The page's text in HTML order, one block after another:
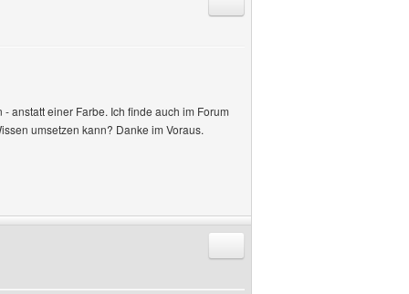
anstatt einer Farbe. Ich finde auch im Forum
umsetzen kann? Danke im Voraus.